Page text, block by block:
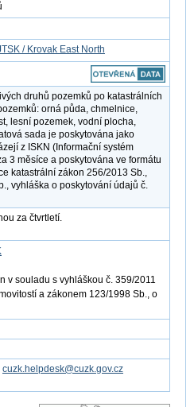
/ Krovak East North
druhů pozemků po katastrálních
orná půda, chmelnice,
lesní pozemek, vodní plocha,
sada je poskytována jako
z ISKN (Informační systém
3 měsíce a poskytována ve formátu
katastrální zákon 256/2013 Sb.,
vyhláška o poskytování údajů č.
za čtvrtletí.
v souladu s vyhláškou č. 359/2011
a zákonem 123/1998 Sb., o
cuzk.helpdesk@cuzk.gov.cz